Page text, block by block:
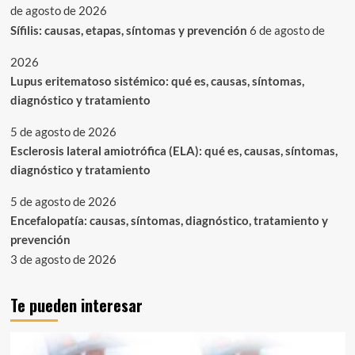
de agosto de 2026
Sífilis: causas, etapas, síntomas y prevención 6 de agosto de
2026
Lupus eritematoso sistémico: qué es, causas, síntomas,
diagnóstico y tratamiento
5 de agosto de 2026
Esclerosis lateral amiotrófica (ELA): qué es, causas, síntomas,
diagnóstico y tratamiento
5 de agosto de 2026
Encefalopatía: causas, síntomas, diagnóstico, tratamiento y
prevención
3 de agosto de 2026
Te pueden interesar